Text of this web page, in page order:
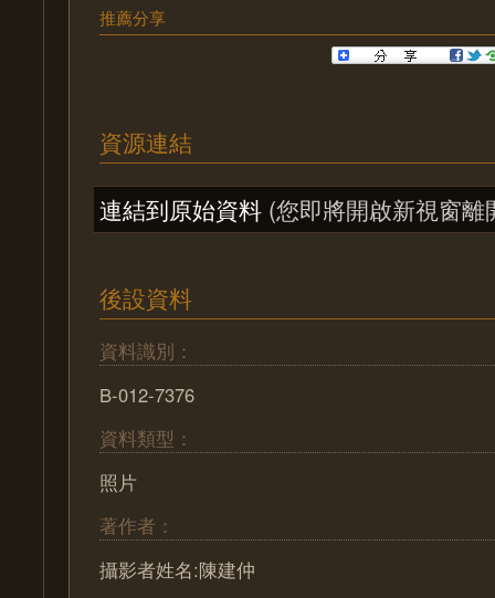
推薦分享
資源連結
連結到原始資料 (您即將開啟新視窗離
後設資料
資料識別：
B-012-7376
資料類型：
照片
著作者：
攝影者姓名:陳建仲